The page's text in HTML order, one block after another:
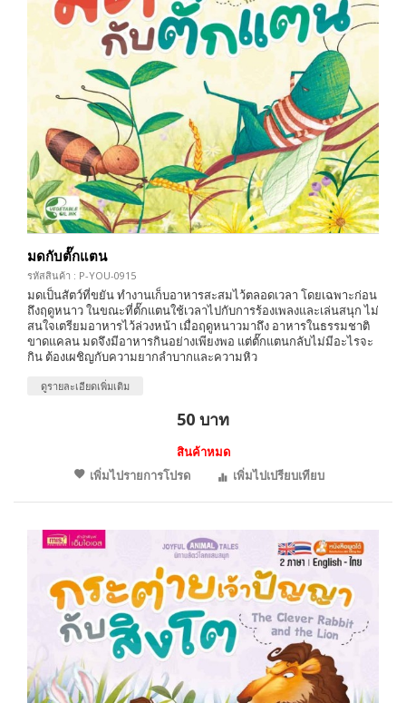
มดกับตั๊กแตน
รหัสสินค้า : P-YOU-0915
มดเป็นสัตว์ที่ขยัน ทำงานเก็บอาหารสะสมไว้ตลอดเวลา โดยเฉพาะก่อน
ถึงฤดูหนาว ในขณะที่ตั๊กแตนใช้เวลาไปกับการร้องเพลงและเล่นสนุก ไม่
สนใจเตรียมอาหารไว้ล่วงหน้า เมื่อฤดูหนาวมาถึง อาหารในธรรมชาติ
ขาดแคลน มดจึงมีอาหารกินอย่างเพียงพอ แต่ตั๊กแตนกลับไม่มีอะไรจะ
กิน ต้องเผชิญกับความยากลำบากและความหิว
ดูรายละเอียดเพิ่มเติม
50 บาท
สินค้าหมด
เพิ่มไปรายการโปรด
เพิ่มไปเปรียบเทียบ